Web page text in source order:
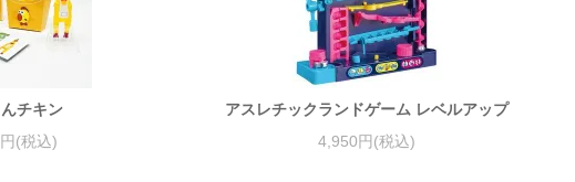
チキン
(税込)
アスレチックランドゲーム レベルアップ
4,950円(税込)